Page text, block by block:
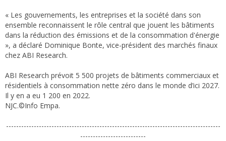
« Les gouvernements, les entreprises et la société dans son
ensemble reconnaissent le rôle central que jouent les bâtiments
dans la réduction des émissions et de la consommation d'énergie
», a déclaré Dominique Bonte, vice-président des marchés finaux
chez ABI Research.
ABI Research prévoit 5 500 projets de bâtiments commerciaux et
résidentiels à consommation nette zéro dans le monde d’ici 2027.
Il y en a eu 1 200 en 2022.
NJC.©Info Empa.
-------------------------------------------------------------------------------------
--------------------------